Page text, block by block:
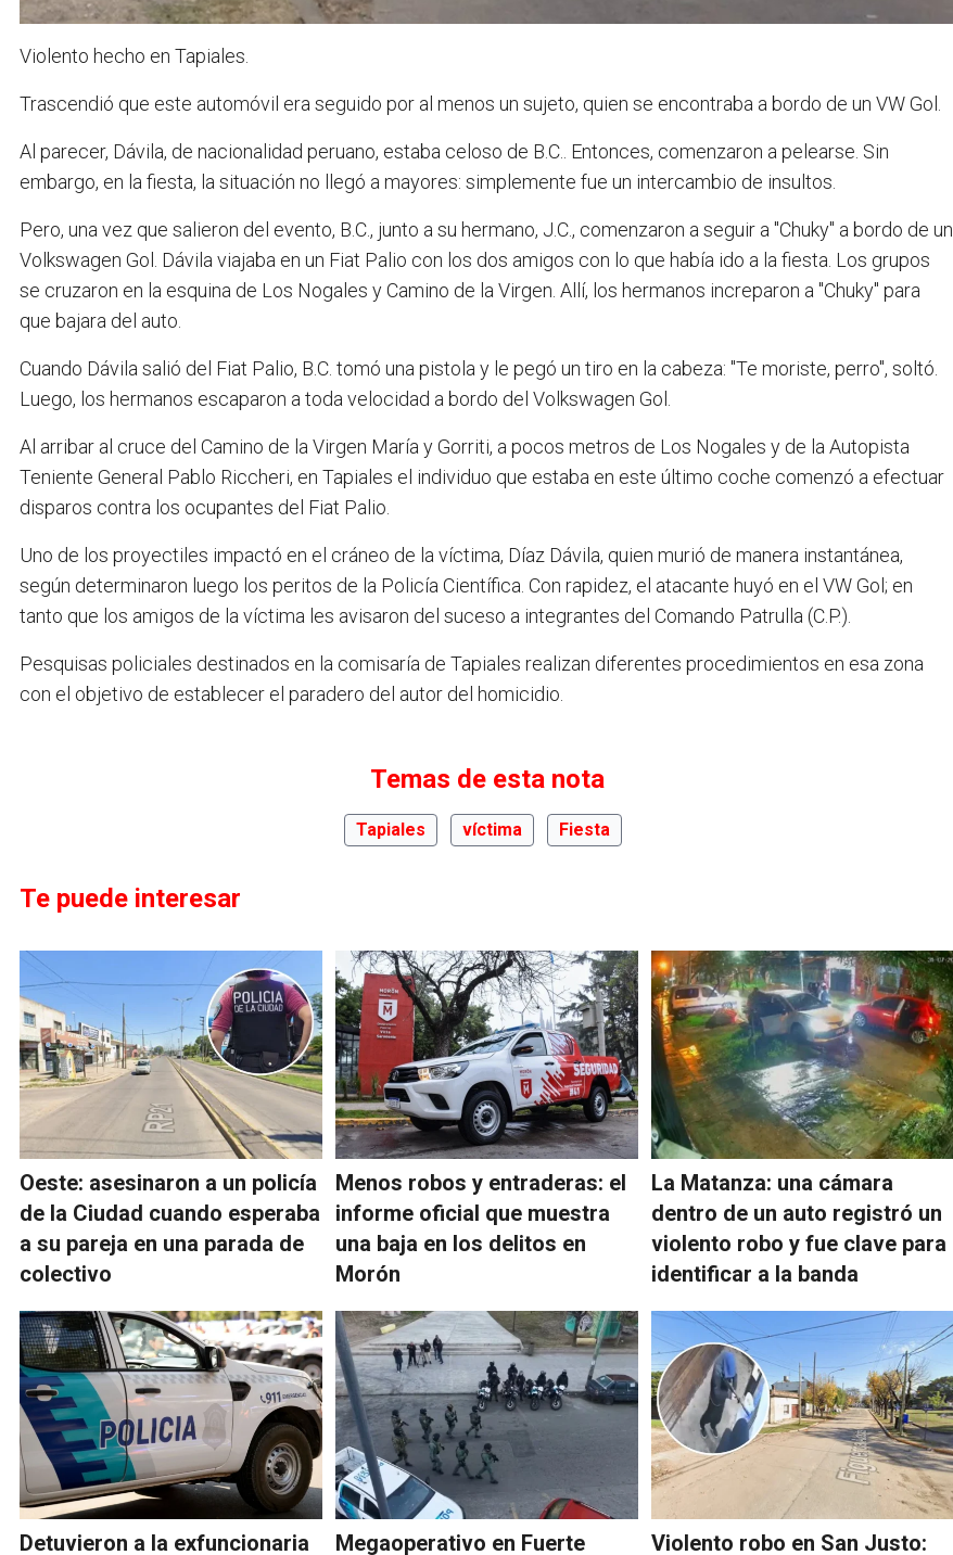
Violento hecho en Tapiales.
Trascendió que este automóvil era seguido por al menos un sujeto, quien se encontraba a bordo de un VW Gol.
Al parecer, Dávila, de nacionalidad peruano, estaba celoso de B.C.. Entonces, comenzaron a pelearse. Sin
embargo, en la fiesta, la situación no llegó a mayores: simplemente fue un intercambio de insultos.
Pero, una vez que salieron del evento, B.C., junto a su hermano, J.C., comenzaron a seguir a "Chuky" a bordo de un
Volkswagen Gol. Dávila viajaba en un Fiat Palio con los dos amigos con lo que había ido a la fiesta. Los grupos
se cruzaron en la esquina de Los Nogales y Camino de la Virgen. Allí, los hermanos increparon a "Chuky" para
que bajara del auto.
Cuando Dávila salió del Fiat Palio, B.C. tomó una pistola y le pegó un tiro en la cabeza: "Te moriste, perro", soltó.
Luego, los hermanos escaparon a toda velocidad a bordo del Volkswagen Gol.
Al arribar al cruce del Camino de la Virgen María y Gorriti, a pocos metros de Los Nogales y de la Autopista
Teniente General Pablo Riccheri, en Tapiales el individuo que estaba en este último coche comenzó a efectuar
disparos contra los ocupantes del Fiat Palio.
Uno de los proyectiles impactó en el cráneo de la víctima, Díaz Dávila, quien murió de manera instantánea,
según determinaron luego los peritos de la Policía Científica. Con rapidez, el atacante huyó en el VW Gol; en
tanto que los amigos de la víctima les avisaron del suceso a integrantes del Comando Patrulla (C.P.).
Pesquisas policiales destinados en la comisaría de Tapiales realizan diferentes procedimientos en esa zona
con el objetivo de establecer el paradero del autor del homicidio.
Temas de esta nota
Tapiales víctima Fiesta
Te puede interesar
Oeste: asesinaron a un policía
de la Ciudad cuando esperaba
a su pareja en una parada de
colectivo
Menos robos y entraderas: el
informe oficial que muestra
una baja en los delitos en
Morón
La Matanza: una cámara
dentro de un auto registró un
violento robo y fue clave para
identificar a la banda
Detuvieron a la exfuncionaria Megaoperativo en Fuerte Violento robo en San Justo: